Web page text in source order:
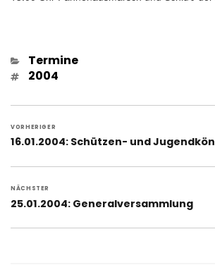
Kategorien
Termine
Schlagwörter
2004
Beitragsnavigation
VORHERIGER
Vorheriger
16.01.2004: Schützen- und
NÄCHSTER
Nächster
25.01.2004: Generalversammlung